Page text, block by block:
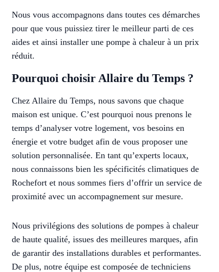
Nous vous accompagnons dans toutes ces démarches
pour que vous puissiez tirer le meilleur parti de ces
aides et ainsi installer une pompe à chaleur à un prix
réduit.
Pourquoi choisir Allaire du Temps ?
Chez Allaire du Temps, nous savons que chaque
maison est unique. C’est pourquoi nous prenons le
temps d’analyser votre logement, vos besoins en
énergie et votre budget afin de vous proposer une
solution personnalisée. En tant qu’experts locaux,
nous connaissons bien les spécificités climatiques de
Rochefort et nous sommes fiers d’offrir un service de
proximité avec un accompagnement sur mesure.
Nous privilégions des solutions de pompes à chaleur
de haute qualité, issues des meilleures marques, afin
de garantir des installations durables et performantes.
De plus, notre équipe est composée de techniciens